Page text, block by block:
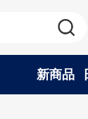
新商品